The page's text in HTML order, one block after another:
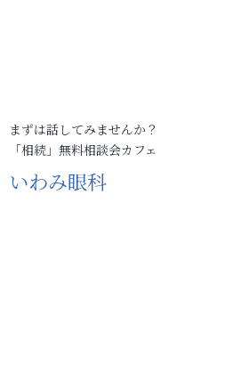
まずは話してみませんか？
「相続」無料相談会カフェ
いわみ眼科